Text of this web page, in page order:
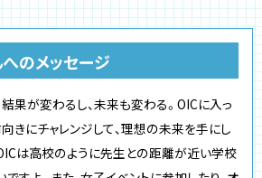
のメッセージ
果が変わるし、未来も変わる。OICに入っ
きにチャレンジして、理想の未来を手にし
は高校のように先生との距離が近い学校